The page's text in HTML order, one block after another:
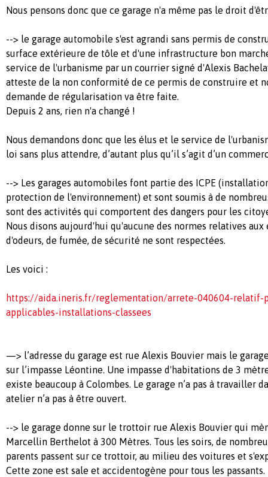
Nous pensons donc que ce garage n'a même pas le droit
--> le garage automobile s'est agrandi sans permis de
surface extérieure de tôle et d'une infrastructure bon
service de l'urbanisme par un courrier signé d'Alexis
atteste de la non conformité de ce permis de construire et
demande de régularisation va être faite.
Depuis 2 ans, rien n'a changé !
Nous demandons donc que les élus et le service de
loi sans plus attendre, d’autant plus qu’il s’agit d’un
--> Les garages automobiles font partie des ICPE
protection de l'environnement) et sont soumis à de
sont des activités qui comportent des dangers pour les
Nous disons aujourd'hui qu'aucune des normes relatives
d'odeurs, de fumée, de sécurité ne sont respectées.
Les voici :
https://aida.ineris.fr/reglementation/arrete-040604-relatif-
applicables-installations-classees
—> l’adresse du garage est rue Alexis Bouvier mais le
sur l’impasse Léontine. Une impasse d'habitations de 3
existe beaucoup à Colombes. Le garage n’a pas à travailler
atelier n’a pas à être ouvert.
--> le garage donne sur le trottoir rue Alexis Bouvier qui
Marcellin Berthelot à 300 Mètres. Tous les soirs, de
parents passent sur ce trottoir, au milieu des voitures et
Cette zone est sale et accidentogène pour tous les passants.